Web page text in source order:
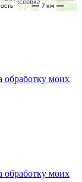
обработку моих
обработку моих